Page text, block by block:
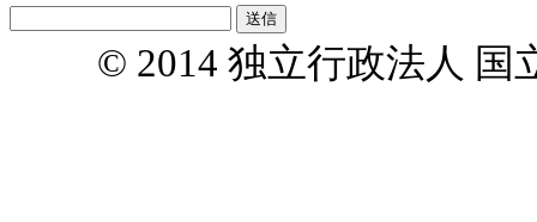
© 2014 独立行政法人 国